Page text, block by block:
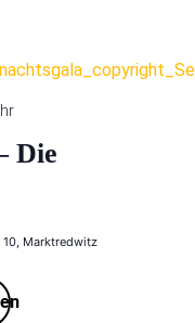
Die
10, Marktredwitz